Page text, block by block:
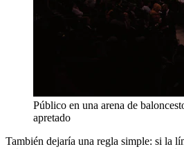
Público en una arena de
apretado
También dejaría una regla simple: si la